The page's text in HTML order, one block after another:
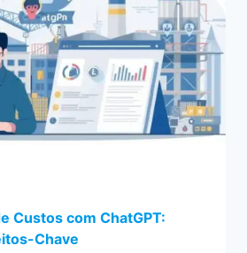
Custos com ChatGPT:
Chave